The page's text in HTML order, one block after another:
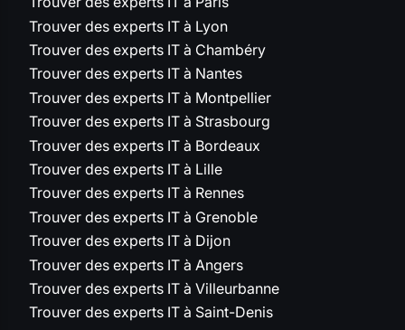
Trouver des experts IT à Lyon
Trouver des experts IT à Chambéry
Trouver des experts IT à Nantes
Trouver des experts IT à Montpellier
Trouver des experts IT à Strasbourg
Trouver des experts IT à Bordeaux
Trouver des experts IT à Lille
Trouver des experts IT à Rennes
Trouver des experts IT à Grenoble
Trouver des experts IT à Dijon
Trouver des experts IT à Angers
Trouver des experts IT à Villeurbanne
Trouver des experts IT à Saint-Denis